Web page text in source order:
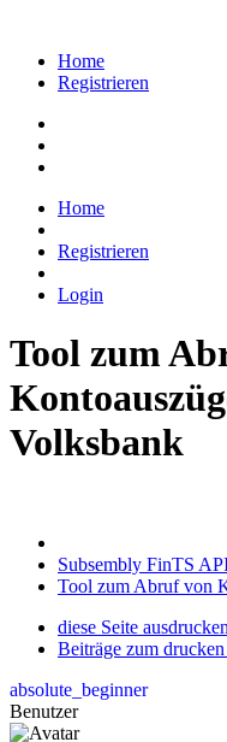
Home
Registrieren
Home
Registrieren
Login
Tool zum
Volksbank
Subsembly FinTS
Tool zum Abruf von
diese Seite ausdrucken
Beiträge zum
absolute_beginner
Benutzer